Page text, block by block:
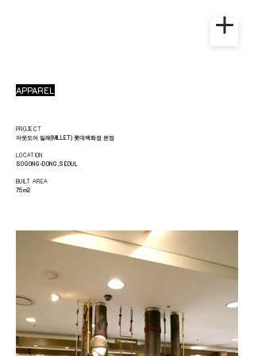
APPAREL
PROJECT
아웃도어 밀레(MILLET) 롯데백화점 본점
LOCATION
SOGONG-DONG,SEOUL
BUILT AREA
75m2